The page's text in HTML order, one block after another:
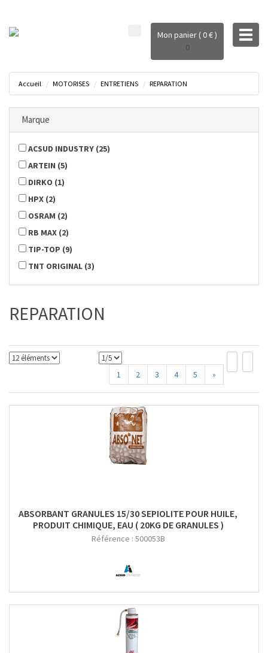
Mon panier ( 0 € )
0
Accueil MOTORISES ENTRETIENS REPARATION
Marque
ACSUD INDUSTRY (25)
ARTEIN (5)
DIRKO (1)
HPX (2)
OSRAM (2)
RB MAX (2)
TIP-TOP (9)
TNT ORIGINAL (3)
REPARATION
1 2 3 4 5 »
ABSORBANT GRANULES 15/30 SEPIOLITE POUR HUILE,
PRODUIT CHIMIQUE, EAU ( 20KG DE GRANULES )
Référence : 500053B